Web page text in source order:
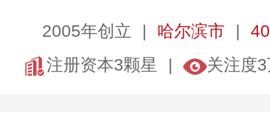
2005年创立 哈尔滨市
注册资本3颗星
关注度